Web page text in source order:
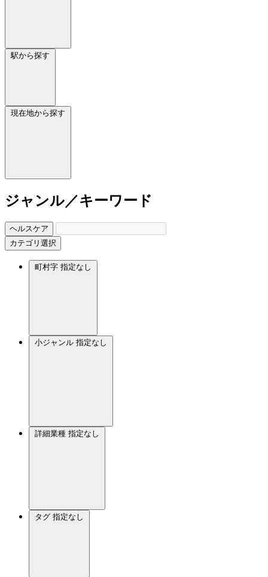
駅から探す
現在地から探す
ジャンル／キーワード
ヘルスケア
カテゴリ選択
町村字 指定なし
小ジャンル 指定なし
詳細業種 指定なし
タグ 指定なし